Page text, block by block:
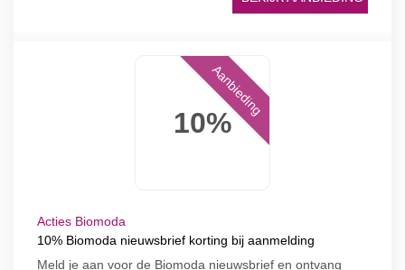
10%
Aanbieding
Acties Biomoda
10% Biomoda nieuwsbrief korting bij aanmelding
Meld je aan voor de Biomoda nieuwsbrief en ontvang